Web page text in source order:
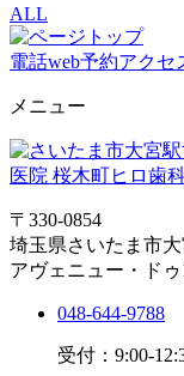
ALL
電話web予約アクセ
メニュー
〒330-0854
埼玉県さいたま市大
アヴェニュー・ドゥ
048-644-9788
受付：9:00-